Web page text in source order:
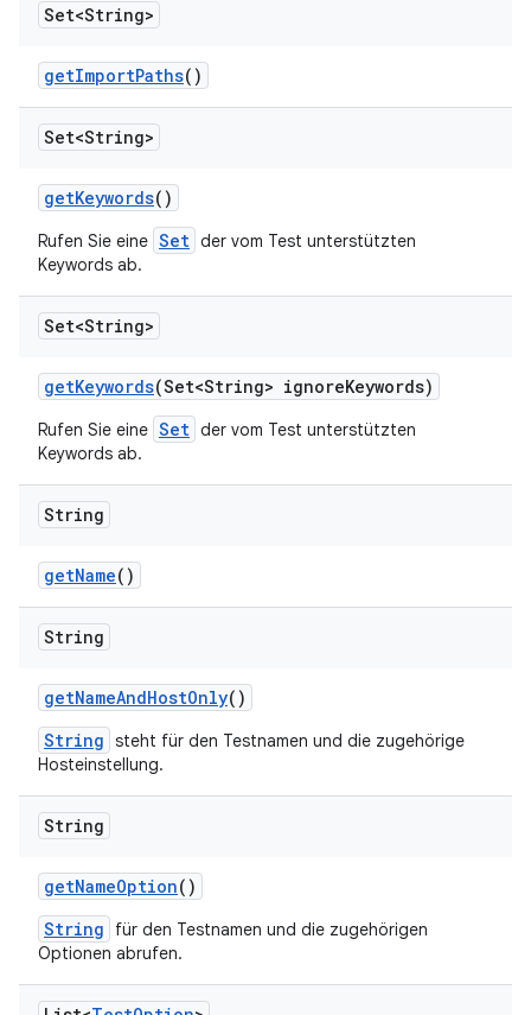
Set<String>
getImportPaths()
Set<String>
getKeywords()
Rufen Sie eine Set der vom Test unterstützten
Keywords ab.
Set<String>
getKeywords(Set<String> ignoreKeywords)
Rufen Sie eine Set der vom Test unterstützten
Keywords ab.
String
getName()
String
getNameAndHostOnly()
String steht für den Testnamen und die zugehörige
Hosteinstellung.
String
getNameOption()
String
für den Testnamen und die zugehörigen
Optionen abrufen.